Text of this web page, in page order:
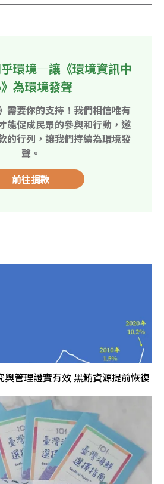
環境—讓《環境資訊中
為環境發聲
需要你的支持！我們相信唯有
能促成民眾的參與和行動，邀
的行列，讓我們持續為環境發
聲。
前往捐款
與管理證實有效 黑鮪資源提前恢復